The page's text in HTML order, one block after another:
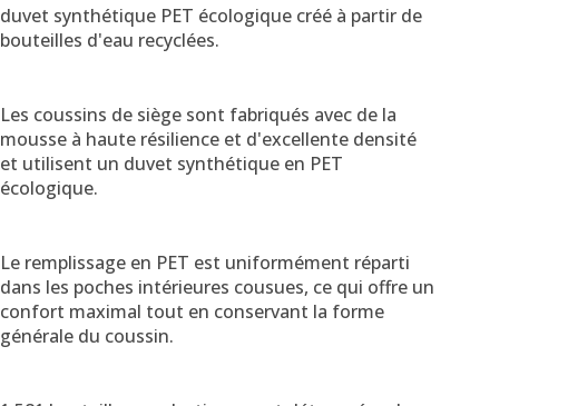
duvet synthétique PET écologique créé à partir de
bouteilles d'eau recyclées.
Les coussins de siège sont fabriqués avec de la
mousse à haute résilience et d'excellente densité
et utilisent un duvet synthétique en PET
écologique.
Le remplissage en PET est uniformément réparti
dans les poches intérieures cousues, ce qui offre un
confort maximal tout en conservant la forme
générale du coussin.